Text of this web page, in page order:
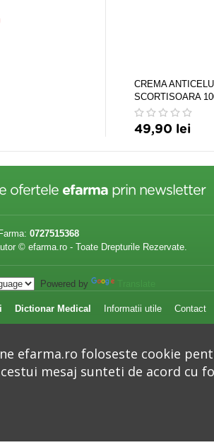
CREMA
SCORTISOARA
49,90 lei
ofertele efarma prin newsletter
0727515368
© efarma.ro - Toate Drepturile Rezervate.
Powered by
Dictionar Medical Informatii utile Contact
Autoritatea
efarma.ro foloseste cookie
mesaj sunteti de acord cu